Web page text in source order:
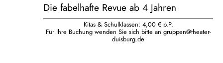
Die fabelhafte Revue ab 4 Jahren
Kitas & Schulklassen: 4,00 € p.P.
Für Ihre Buchung wenden Sie sich bitte an gruppen@theater-
duisburg.de